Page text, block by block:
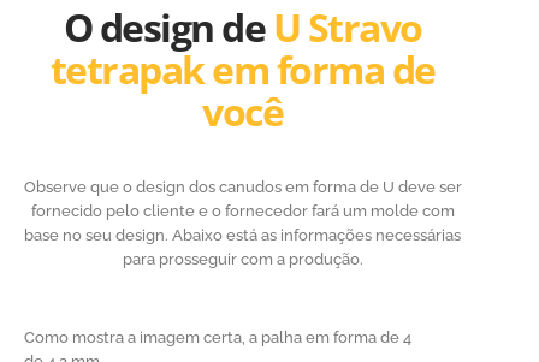
O design deU Stravo
tetrapak em forma de
você
Observe que o design dos canudos em forma de U deve ser
fornecido pelo cliente e o fornecedor fará um molde com
base no seu design. Abaixo está as informações necessárias
para prosseguir com a produção.
Como mostra a imagem certa, a palha em forma de 4